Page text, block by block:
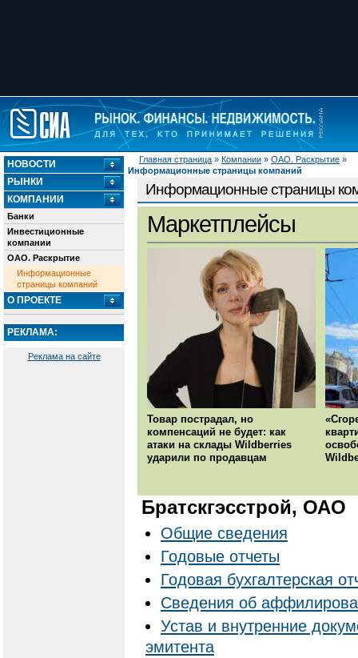
Главная страница » Компании » ОАО. Раскрытие »
Информационные страницы компаний
НОВОСТИ
РЫНКИ
КОМПАНИИ
Банки
Инвестиционные
компании
ОАО. Раскрытие
Информационные
страницы компаний
О ПРОЕКТЕ
РЕКЛАМА:
Реклама на сайте
Информационные страницы
Маркетплейсы
Товар пострадал, но
компенсаций не будет: как
атаки на склады Wildberries
ударили по продавцам
Братскгэсстрой, ОАО
Общие сведения
Годовые отчеты
Годовая бухгалтерская
Cведения об
Устав и внутренние
эмитента